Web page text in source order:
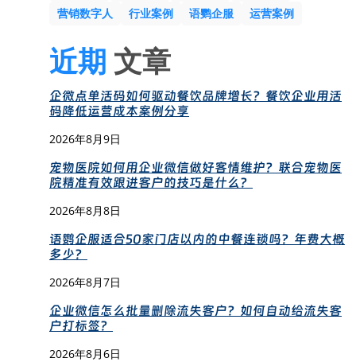
营销数字人
行业案例 语鹦企服 运营案例
近期 文章
企微点单活码如何驱动餐饮品牌增长？餐饮企业用活
码降低运营成本案例分享
2026年8月9日
宠物医院如何用企业微信做好客情维护？联合宠物医
院精准有效跟进客户的技巧是什么？
2026年8月8日
语鹦企服适合50家门店以内的中餐连锁吗？年费大概
多少？
2026年8月7日
企业微信怎么批量删除流失客户？如何自动给流失客
户打标签？
2026年8月6日